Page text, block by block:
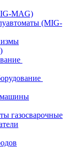
MAG)
(MIG-
машины
газосварочные